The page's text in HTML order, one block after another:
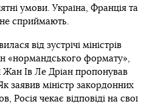
умови. Україна, Франція та
сприймають.
від зустрічі міністрів
«нормандського формату»,
Ів Ле Дріан пропонував
заявив міністр закордонних
Росія чекає відповіді на свої